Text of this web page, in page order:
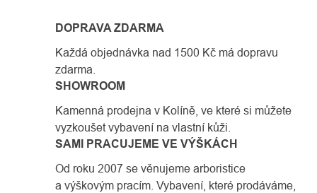
DOPRAVA ZDARMA
Každá objednávka nad 1500 Kč má dopravu
zdarma.
SHOWROOM
Kamenná prodejna v Kolíně, ve které si můžete
vyzkoušet vybavení na vlastní kůži.
SAMI PRACUJEME VE VÝŠKÁCH
Od roku 2007 se věnujeme arboristice
a výškovým pracím. Vybavení, které prodáváme,